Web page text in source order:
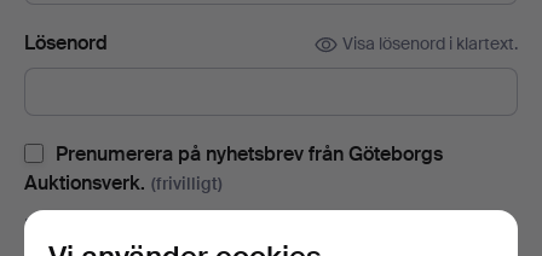
Lösenord Visa lösenord i klartext.
Prenumerera på nyhetsbrev från Göteborgs
Auktionsverk. (frivilligt)
Med bl.a. auktionskataloger, inbjudningar till evenemang och
nyheter. Om du ångrar dig kan du enkelt avsluta